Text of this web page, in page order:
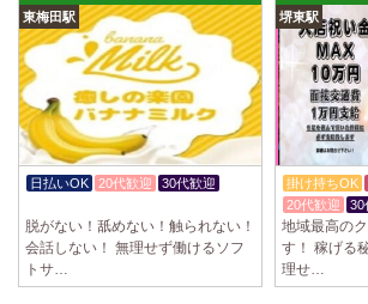
大人の隠れ家 恵比寿ルーム
初めまして、大人の隠れ家の女店長です。 当店では
時のセクハラを撲滅するために女店長または在籍
2025/03/28[渋谷駅]
大人の隠れ家 渋谷ルーム
初めまして、大人の隠れ家の女店長です。 当店で
時のセクハラを撲滅するために女店長または在籍セ
2025/03/28[亀有駅]
aroma Angel
セラピストさんを大募集しております 完全歩合で
東梅田駅
日払いOK 20代歓迎
30代歓迎
脱がない！舐めない！触られない！
会話しない！ 無理せず働けるソフ
トサ…
堺東駅
掛け持ちOK
20代歓迎
30
地域最高の
す！ 稼げる
理せ…